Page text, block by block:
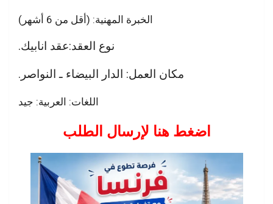
الخبرة المهنية: (أقل من 6 أشهر)
نوع العقد:عقد انابيك.
مكان العمل: الدار البيضاء ـ النواصر.
اللغات: العربية: جيد
اضغط هنا لإرسال الطلب